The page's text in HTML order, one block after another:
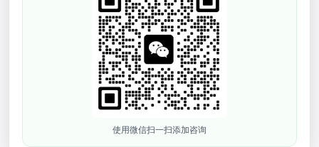
软胶弹性3D打印机
工业级3D打印机
光敏树脂耗材
3D打印配件
3d模型打样
使用微信扫一扫添加咨询